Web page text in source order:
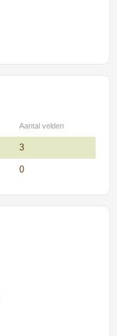
Aantal velden
3
0